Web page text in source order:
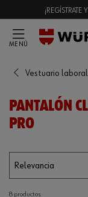
¡REGÍSTRATE
MENÚ
Vestuario laboral
PANTALÓN
PRO
8 productos